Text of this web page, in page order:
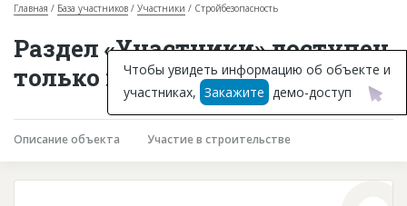
Горячие объекты
База строящихся объектов
Инвестпроекты
Глоссарий
Главная База участников Участники Стройбезопасность
Раздел «Участники» доступен
только подписчикам
Описание объекта Участие в строительстве
Чтобы увидеть информацию об объекте и
участниках, Закажите демо-доступ